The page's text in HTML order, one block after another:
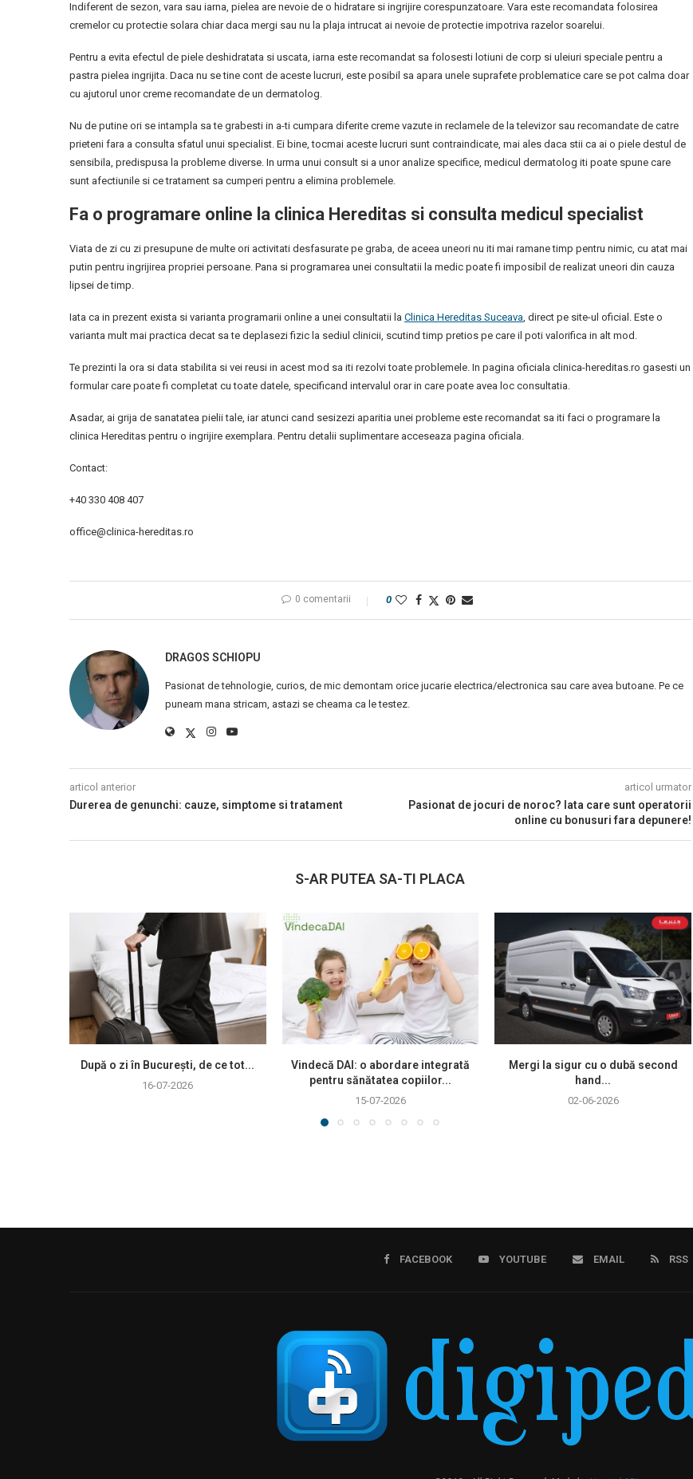
Indiferent de sezon, vara sau iarna, pielea are nevoie de o hidratare si ingrijire corespunzatoare. Vara este recomandata folosirea
cremelor cu protectie solara chiar daca mergi sau nu la plaja intrucat ai nevoie de protectie impotriva razelor soarelui.
Pentru a evita efectul de piele deshidratata si uscata, iarna este recomandat sa folosesti lotiuni de corp si uleiuri speciale pentru a
pastra pielea ingrijita. Daca nu se tine cont de aceste lucruri, este posibil sa apara unele suprafete problematice care se pot calma doar
cu ajutorul unor creme recomandate de un dermatolog.
Nu de putine ori se intampla sa te grabesti in a-ti cumpara diferite creme vazute in reclamele de la televizor sau recomandate de catre
prieteni fara a consulta sfatul unui specialist. Ei bine, tocmai aceste lucruri sunt contraindicate, mai ales daca stii ca ai o piele destul de
sensibila, predispusa la probleme diverse. In urma unui consult si a unor analize specifice, medicul dermatolog iti poate spune care
sunt afectiunile si ce tratament sa cumperi pentru a elimina problemele.
Fa o programare online la clinica Hereditas si consulta medicul specialist
Viata de zi cu zi presupune de multe ori activitati desfasurate pe graba, de aceea uneori nu iti mai ramane timp pentru nimic, cu atat mai
putin pentru ingrijirea propriei persoane. Pana si programarea unei consultatii la medic poate fi imposibil de realizat uneori din cauza
lipsei de timp.
Iata ca in prezent exista si varianta programarii online a unei consultatii la Clinica Hereditas Suceava, direct pe site-ul oficial. Este o
varianta mult mai practica decat sa te deplasezi fizic la sediul clinicii, scutind timp pretios pe care il poti valorifica in alt mod.
Te prezinti la ora si data stabilita si vei reusi in acest mod sa iti rezolvi toate problemele. In pagina oficiala clinica-hereditas.ro gasesti un
formular care poate fi completat cu toate datele, specificand intervalul orar in care poate avea loc consultatia.
Asadar, ai grija de sanatatea pielii tale, iar atunci cand sesizezi aparitia unei probleme este recomandat sa iti faci o programare la
clinica Hereditas pentru o ingrijire exemplara. Pentru detalii suplimentare acceseaza pagina oficiala.
Contact:
+40 330 408 407
office@clinica-hereditas.ro
0 comentarii 0
DRAGOS SCHIOPU
Pasionat de tehnologie, curios, de mic demontam orice jucarie electrica/electronica sau care avea butoane. Pe ce
puneam mana stricam, astazi se cheama ca le testez.
articol anterior
Durerea de genunchi: cauze, simptome si tratament
articol urmator
Pasionat de jocuri de noroc? Iata care sunt operatorii
online cu bonusuri fara depunere!
S-AR PUTEA SA-TI PLACA
După o zi în București, de ce tot...
16-07-2026
Vindecă DAI: o abordare integrată
pentru sănătatea copiilor...
15-07-2026
Mergi la sigur cu o dubă second
hand...
02-06-2026
FACEBOOK YOUTUBE EMAIL RSS